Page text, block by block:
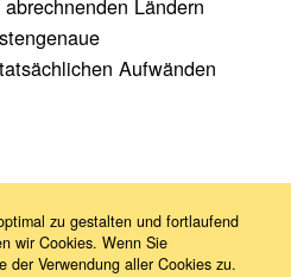
Ländern
Aufwänden
der sozialen Sicherheit
zu gestalten und fortlaufend
wir Cookies. Wenn Sie
der Verwendung aller Cookies zu.